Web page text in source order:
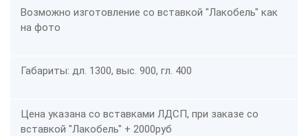
Возможно изготовление со вставкой "Лакобель" как
на фото
Габариты: дл. 1300, выс. 900, гл. 400
Цена указана со вставками ЛДСП, при заказе со
вставкой "Лакобель" + 2000руб